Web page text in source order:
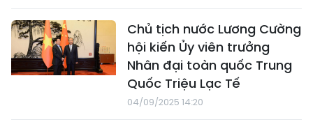
Chủ tịch nước Lương Cường
hội kiến Ủy viên trưởng
Nhân đại toàn quốc Trung
Quốc Triệu Lạc Tế
04/09/2025 14:20